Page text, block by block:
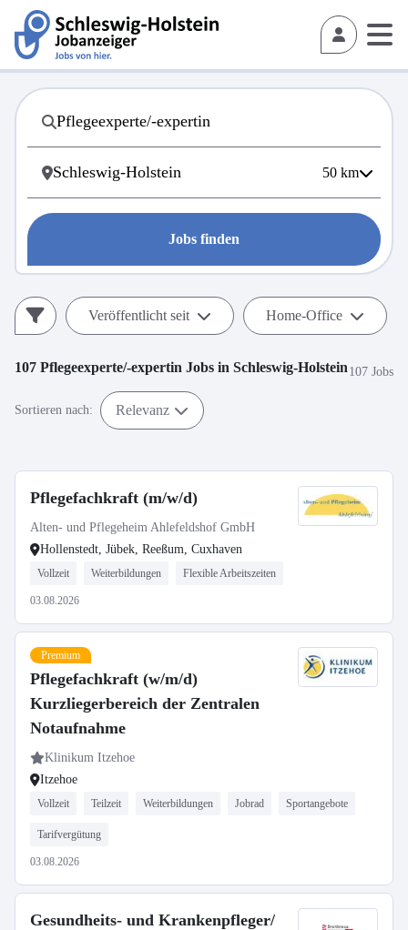
50 km
Jobs finden
Veröffentlicht seit Home-Office
107 Pflegeexperte/-expertin Jobs in Schleswig-Holstein 107 Jobs
Sortieren nach: Relevanz
Pflegefachkraft (m/w/d)
Alten- und Pflegeheim Ahlefeldshof GmbH
Hollenstedt, Jübek, Reeßum, Cuxhaven
Vollzeit Weiterbildungen Flexible Arbeitszeiten
03.08.2026
Premium
Pflegefachkraft (w/m/d)
Kurzliegerbereich der Zentralen
Notaufnahme
Klinikum Itzehoe
Itzehoe
Vollzeit Teilzeit Weiterbildungen Jobrad Sportangebote
Tarifvergütung
03.08.2026
Gesundheits- und Krankenpfleger/